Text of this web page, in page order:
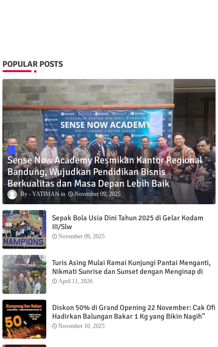
POPULAR POSTS
Sense Now Academy Resmikan Kantor Regional
Bandung, Wujudkan Pendidikan Bisnis
Berkualitas dan Masa Depan Lebih Baik
YATIMAN November 09, 2025
Sepak Bola Usia Dini Tahun 2025 di Gelar Kodam
III/Slw
November 09, 2025
Turis Asing Mulai Ramai Kunjungi Pantai Menganti,
Nikmati Sunrise dan Sunset dengan Menginap di
Menganti Cottage
April 11, 2026
Diskon 50% di Grand Opening 22 November: Cak Ofi
Hadirkan Balungan Bakar 1 Kg yang Bikin Nagih”
November 10, 2025